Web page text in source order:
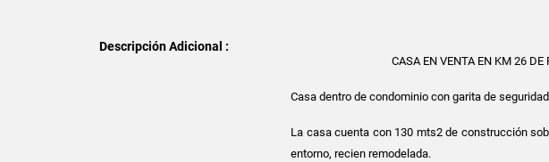
Descripción Adicional :
CASA EN VENTA EN KM 26
Casa dentro de condominio con garita de
La casa cuenta con 130 mts2 de construcción
entorno, recien remodelada.